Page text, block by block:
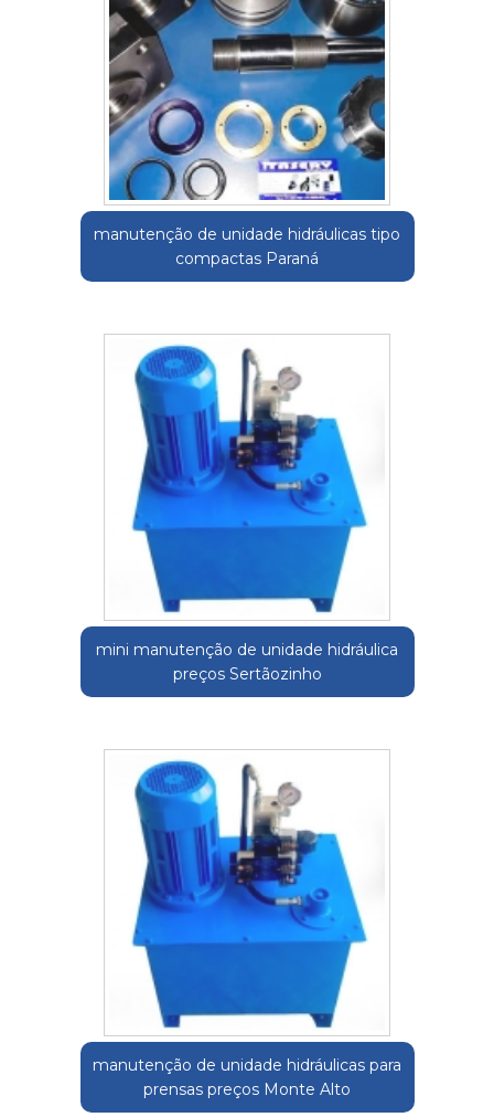
manutenção de unidade hidráulicas tipo
compactas Paraná
mini manutenção de unidade hidráulica
preços Sertãozinho
manutenção de unidade hidráulicas para
prensas preços Monte Alto